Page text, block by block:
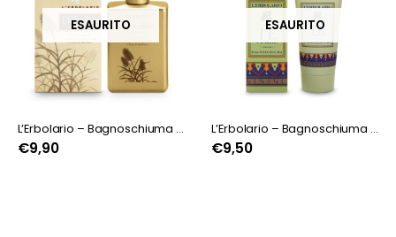
ESAURITO
€9,50
Consegna Stimata 2026/08/11